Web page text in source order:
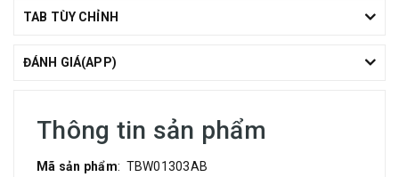
TAB TÙY CHỈNH
ĐÁNH GIÁ(APP)
Thông tin sản phẩm
Mã sản phẩm: TBW01303AB